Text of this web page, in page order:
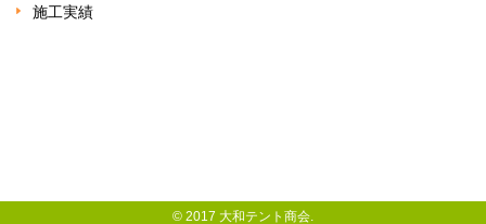
施工実績
© 2017 大和テント商会.